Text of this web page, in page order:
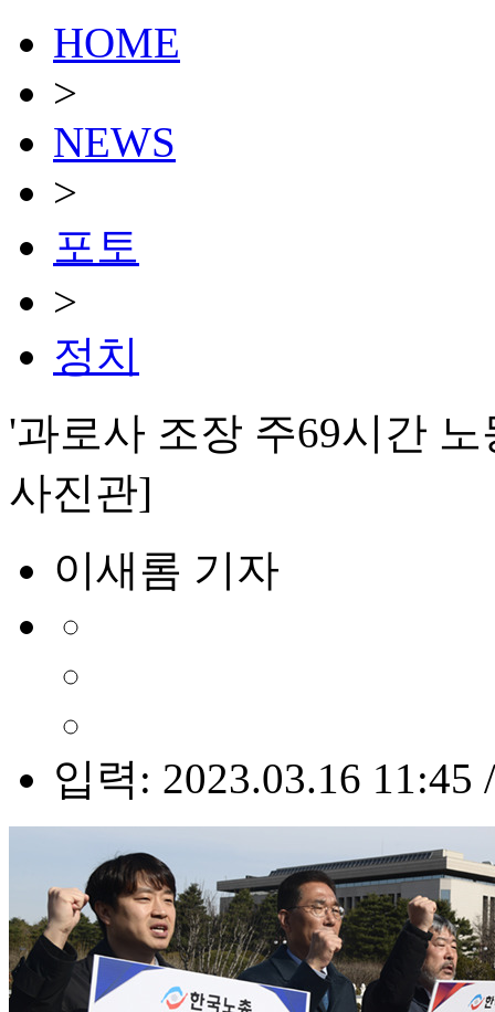
HOME
>
NEWS
>
포토
>
정치
'과로사 조장 주69시간
사진관]
이새롬 기자
입력: 2023.03.16 11:45